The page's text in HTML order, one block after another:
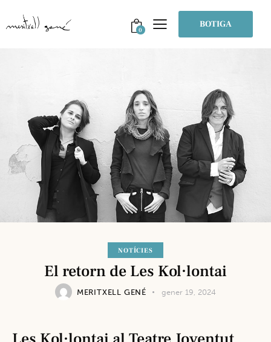
0 BOTIGA
NOTÍCIES
El retorn de Les Kol·lontai
MERITXELL GENÉ gener 19, 2024